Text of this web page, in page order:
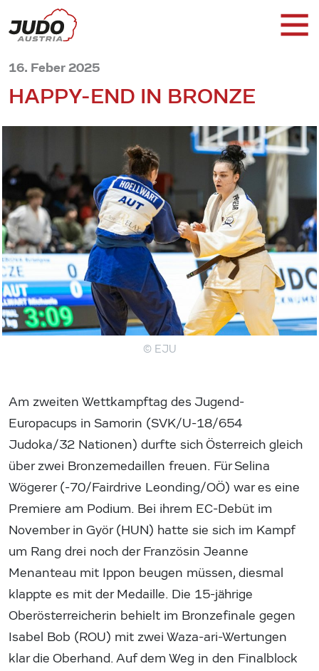
16. Feber 2025
HAPPY-END IN BRONZE
© EJU
Am zweiten Wettkampftag des Jugend-
Europacups in Samorin (SVK/U-18/654
Judoka/32 Nationen) durfte sich Österreich gleich
über zwei Bronzemedaillen freuen. Für Selina
Wögerer (-70/Fairdrive Leonding/OÖ) war es eine
Premiere am Podium. Bei ihrem EC-Debüt im
November in Györ (HUN) hatte sie sich im Kampf
um Rang drei noch der Französin Jeanne
Menanteau mit Ippon beugen müssen, diesmal
klappte es mit der Medaille. Die 15-jährige
Oberösterreicherin behielt im Bronzefinale gegen
Isabel Bob (ROU) mit zwei Waza-ari-Wertungen
klar die Oberhand. Auf dem Weg in den Finalblock